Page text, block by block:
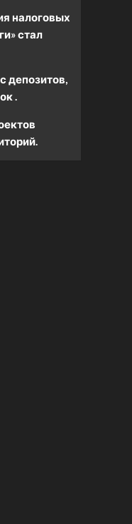
налоговых
стал
депозитов,
.